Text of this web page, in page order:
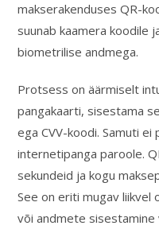
makserakenduses QR-
suunab kaamera koodile
biometrilise andmega.
Protsess on äärmiselt
pangakaarti, sisestama
ega CVV-koodi. Samuti
internetipanga paroole.
sekundeid ja kogu
See on eriti mugav liikvel
või andmete sisestamine